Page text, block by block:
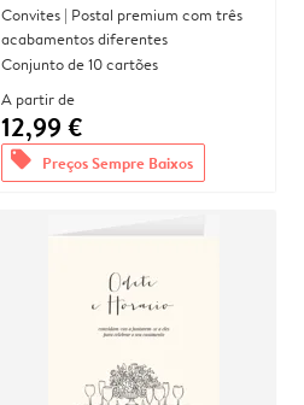
Convites | Postal premium com três
acabamentos diferentes
Conjunto de 10 cartões
A partir de
12,99 €
offers Preços Sempre Baixos